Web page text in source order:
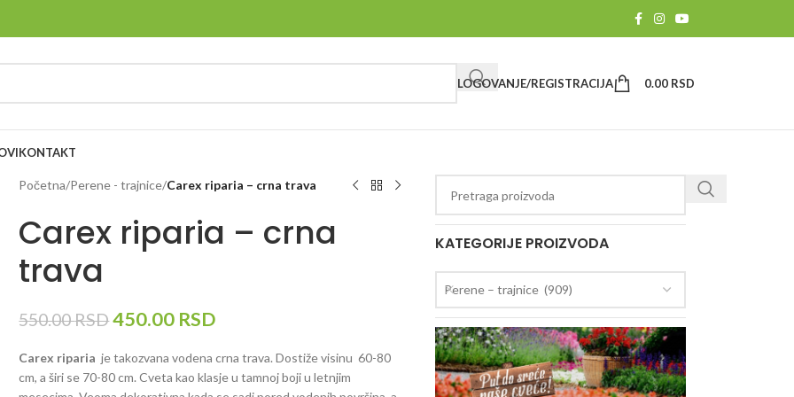
LOGOVANJE/REGISTRACIJA 0.00 RSD
KONTAKT
Početna/Perene - trajnice/Carex riparia – crna trava
Carex riparia – crna
trava
550.00RSD450.00 RSD
Carex riparia je takozvana vodena crna trava. Dostiže visinu 60-80
cm, a širi se 70-80 cm. Cveta kao klasje u tamnoj boji u letnjim
KATEGORIJE PROIZVODA
Perene – trajnice (909)